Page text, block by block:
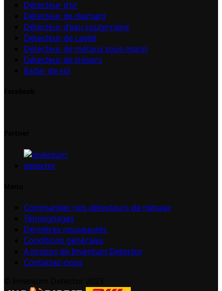
Détecteur d’or
Détecteur de diamant
Détecteur d’eau souterraine
Détecteur de cavité
Détecteur de métaux sous-marin
Détecteur de trésors
Radar de sol
Commander nos détecteurs de métaux
Témoignages
Dernières nouveautés
Conditions générales
A propos de Inventum Detector
Contactez-nous